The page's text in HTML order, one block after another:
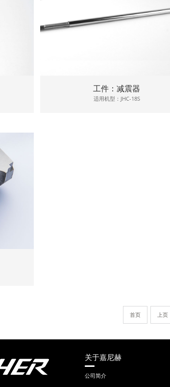
工件：减震器
适用机型：JHC-18S
首页 上页
关于嘉尼赫
公司简介